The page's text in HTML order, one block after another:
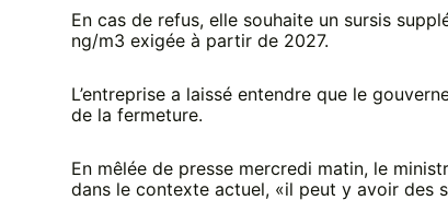
En cas de refus, elle souhaite un sursis
ng/m3 exigée à partir de 2027.
L’entreprise a laissé entendre que le
de la fermeture.
En mêlée de presse mercredi matin, le
dans le contexte actuel, «il peut y avoir des